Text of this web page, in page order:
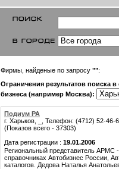
Фирмы, найденые по запросу "":
Ограничения результатов поиска
бизнеса (например Москва):
Подиум РА
г. Харьков, _, Телефон: (4712) 52-46-
(Показов всего - 37303)
Дата регистрации : 19.01.2006
Региональный представитель
справочниках Автобизнес России,
каталогов. Дедова Наталья